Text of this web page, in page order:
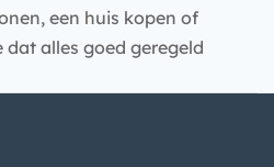
een huis kopen of
alles goed geregeld